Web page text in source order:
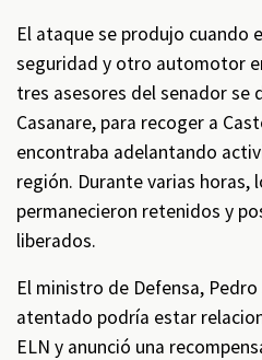
El ataque se produjo cuando
seguridad y otro automotor
tres asesores del senador se
Casanare, para recoger a
encontraba adelantando
región. Durante varias horas,
permanecieron retenidos y
liberados.
El ministro de Defensa,
atentado podría estar
ELN y anunció una